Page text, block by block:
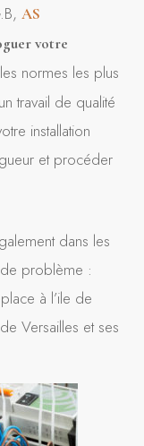
AS
votre
normes les plus
travail de qualité
installation
et procéder
dans les
problème :
à l’ile de
Versailles et ses